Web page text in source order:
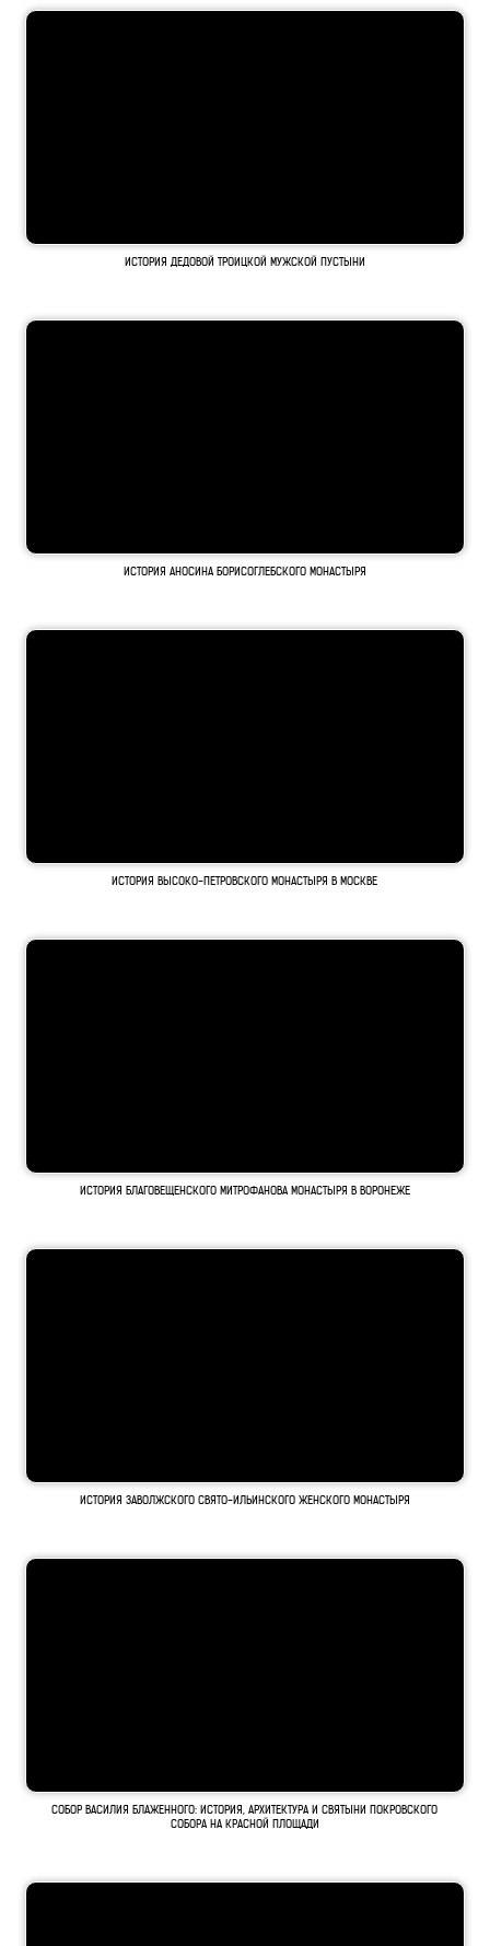
ИСТОРИЯ ДЕДОВОЙ ТРОИЦКОЙ МУЖСКОЙ ПУСТЫНИ
ИСТОРИЯ АНОСИНА БОРИСОГЛЕБСКОГО МОНАСТЫРЯ
ИСТОРИЯ ВЫСОКО-ПЕТРОВСКОГО МОНАСТЫРЯ В МОСКВЕ
ИСТОРИЯ БЛАГОВЕЩЕНСКОГО МИТРОФАНОВА МОНАСТЫРЯ В ВОРОНЕЖЕ
ИСТОРИЯ ЗАВОЛЖСКОГО СВЯТО-ИЛЬИНСКОГО ЖЕНСКОГО МОНАСТЫРЯ
СОБОР ВАСИЛИЯ БЛАЖЕННОГО: ИСТОРИЯ, АРХИТЕКТУРА И СВЯТЫНИ ПОКРОВСКОГО
СОБОРА НА КРАСНОЙ ПЛОЩАДИ